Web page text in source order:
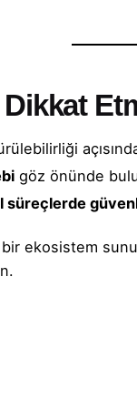
göz önünde
süreçlerde
bir ekosistem